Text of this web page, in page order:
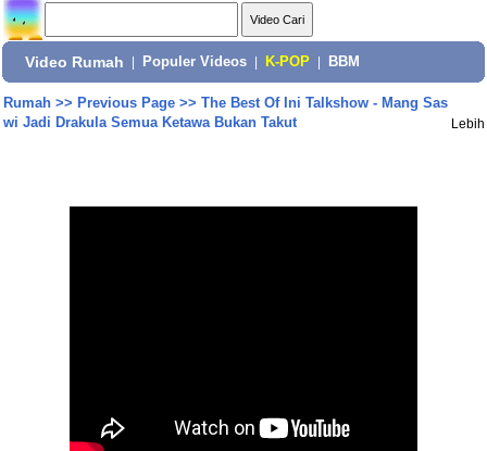
Video Rumah Populer Videos K-POP BBM
Rumah>> Previous Page>> The Best Of Ini Talkshow - Mang Sas
wi Jadi Drakula Semua Ketawa Bukan Takut
Lebih